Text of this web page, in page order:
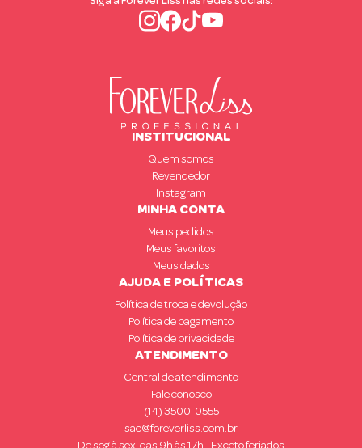
INSTITUCIONAL
Quem somos
Revendedor
Instagram
MINHA CONTA
Meus pedidos
Meus favoritos
Meus dados
AJUDA E POLÍTICAS
Política de troca e devolução
Política de pagamento
Política de privacidade
ATENDIMENTO
Central de atendimento
Fale conosco
(14) 3500-0555
sac@foreverliss.com.br
De seg à sex, das 9h às 17h - Exceto feriados